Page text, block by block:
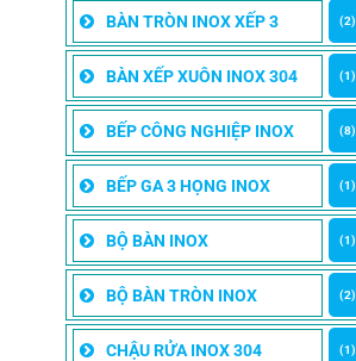
BÀN TRÒN INOX XẾP 3 (2)
BÀN XẾP XUÔN INOX 304 (1)
BẾP CÔNG NGHIỆP INOX (8)
BẾP GA 3 HỌNG INOX (1)
BỘ BÀN INOX (1)
BỘ BÀN TRÒN INOX (2)
CHẬU RỬA INOX 304 (1)